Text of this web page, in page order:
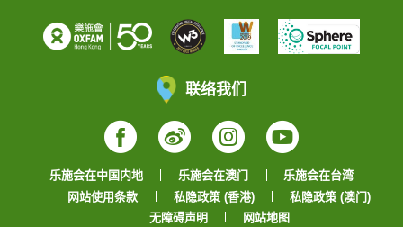
联络我们
Facebook
WeiboInstagram
YouTube
乐施会在中国内地 乐施会在澳门
乐施会在台湾
网站使用条款
私隐政策 (香港)
私隐政策 (澳门)
无障碍声明
网站地图